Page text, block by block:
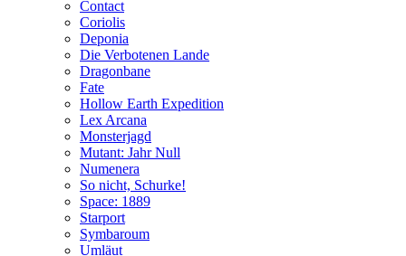
Contact
Coriolis
Deponia
Die Verbotenen Lande
Dragonbane
Fate
Hollow Earth Expedition
Lex Arcana
Monsterjagd
Mutant: Jahr Null
Numenera
So nicht, Schurke!
Space: 1889
Starport
Symbaroum
Umläut